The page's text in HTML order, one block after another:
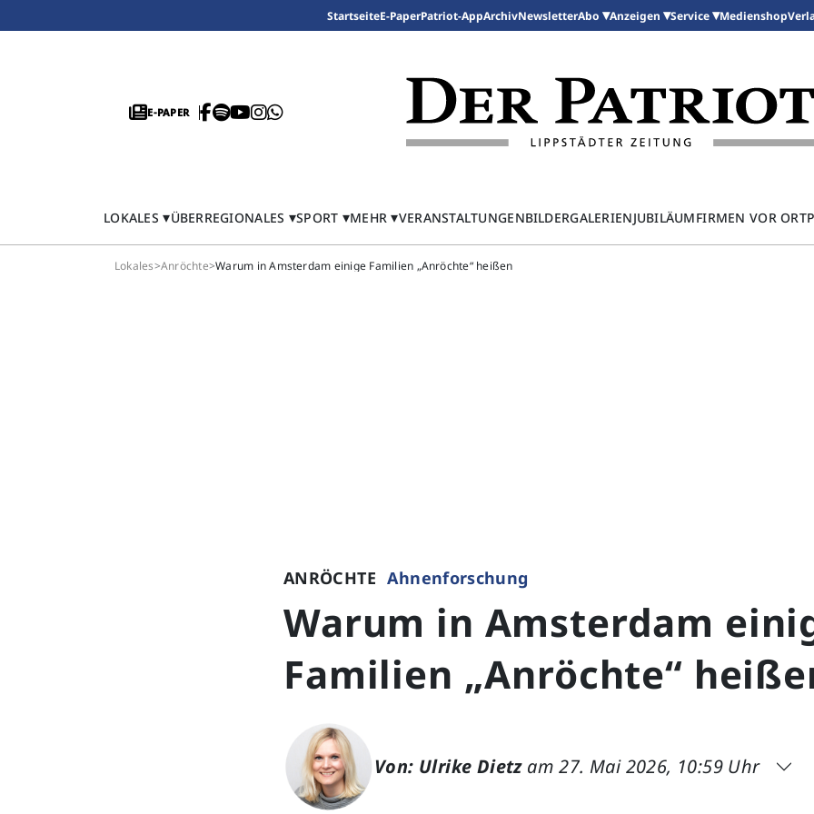
StartseiteE-PaperPatriot-AppArchivNewsletterAbo Anzeigen Service Medienshop
E-PAPER
LOKALES ÜBERREGIONALES SPORT MEHR VERANSTALTUNGENBILDERGALERIENJUBILÄUMFIRMEN VOR ORT
Lokales>Anröchte>Warum in Amsterdam einige Familien „Anröchte“ heißen
ANRÖCHTE Ahnenforschung
Warum in Amsterdam
Familien „Anröchte“
Von: Ulrike Dietz am 27. Mai 2026, 10:59 Uhr